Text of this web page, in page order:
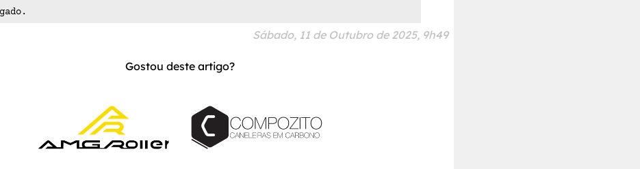
Sábado, 11 de Outubro de 2025, 9h49
Gostou deste artigo?